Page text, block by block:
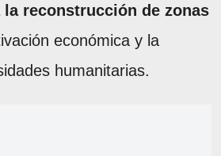
reconstrucción de zonas
económica y la
humanitarias.